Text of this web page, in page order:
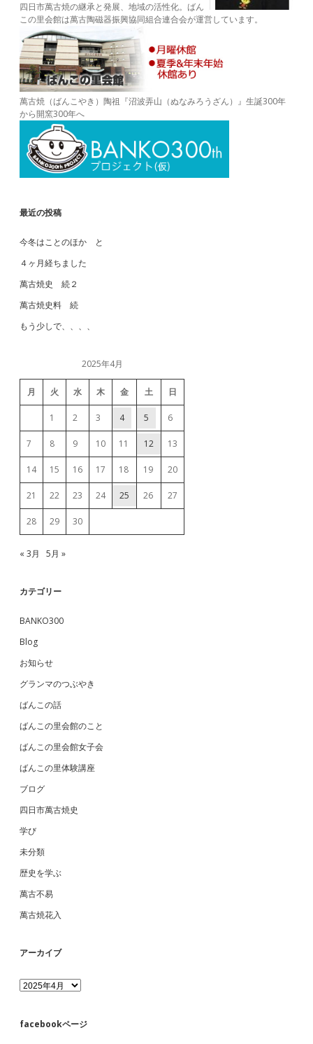
四日市萬古焼の継承と発展、地域の活性化。ばん
この里会館は萬古陶磁器振興協同組合連合会が運営しています。
萬古焼（ばんこやき）陶祖『沼波弄山（ぬなみろうざん）』生誕300年
から開窯300年へ
最近の投稿
今冬はことのほか と
４ヶ月経ちました
萬古焼史 続２
萬古焼史料 続
もう少しで、、、、
2025年4月
月 火 水 木 金 土 日
1 2 3 4 5 6
7 8 9 10 11 12 13
14 15 16 17 18 19 20
21 22 23 24 25 26 27
28 29 30
« 3月 5月 »
カテゴリー
BANKO300
Blog
お知らせ
グランマのつぶやき
ばんこの話
ばんこの里会館のこと
ばんこの里会館女子会
ばんこの里体験講座
ブログ
四日市萬古焼史
学び
未分類
歴史を学ぶ
萬古不易
萬古焼花入
アーカイブ
ア
ー
イ
facebookページ